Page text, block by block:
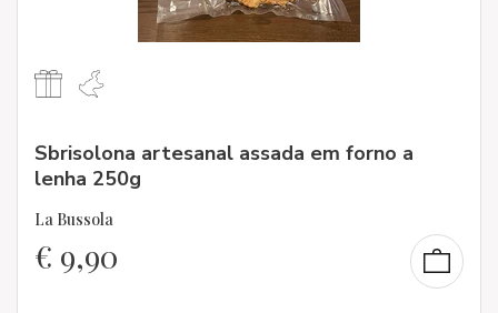
Sbrisolona artesanal assada em forno a
lenha 250g
La Bussola
€ 9,90